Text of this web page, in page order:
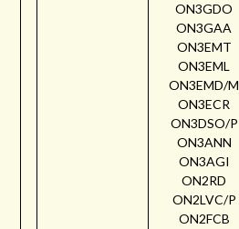
ON3GDO
ON3GAA
ON3EMT
ON3EML
ON3EMD/M
ON3ECR
ON3DSO/P
ON3ANN
ON3AGI
ON2RD
ON2LVC/P
ON2FCB